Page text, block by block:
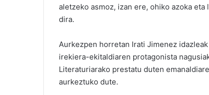
aletzeko asmoz, izan ere, ohiko azoka
dira.
Aurkezpen horretan Irati Jimenez
irekiera-ekitaldiaren protagonista
Literaturiarako prestatu duten
aurkeztuko dute.